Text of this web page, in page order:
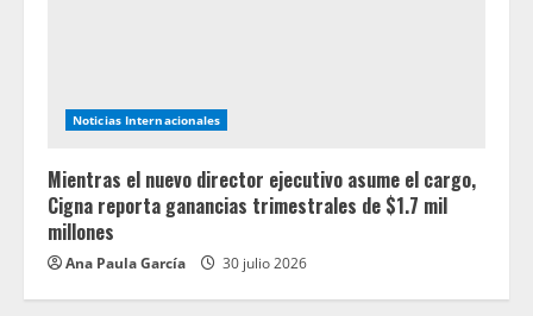
Noticias Internacionales
Mientras el nuevo director ejecutivo asume el cargo,
Cigna reporta ganancias trimestrales de $1.7 mil
millones
Ana Paula García 30 julio 2026